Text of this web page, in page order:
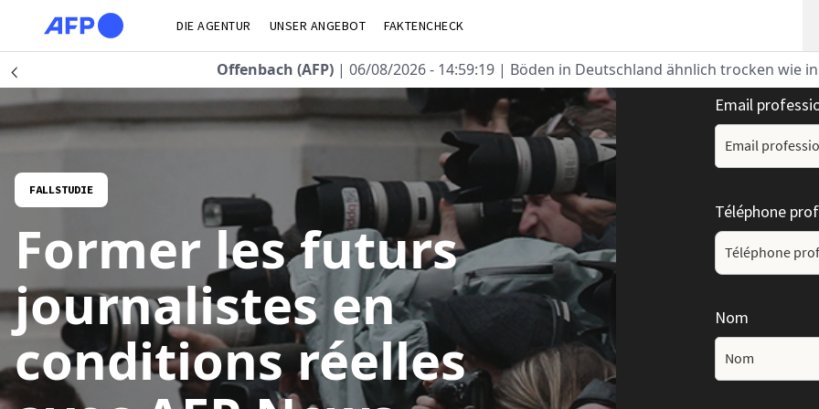
Direkt zum Inhalt
DIE AGENTUR UNSER ANGEBOT FAKTENCHECK
Offenbach (AFP) | 06/08/2026 - 14:59:19 | Böden in Deutschland ähnlich trocken wie
FALLSTUDIE
Former les futurs
journalistes en
conditions réelles
Email
Téléphone
Nom